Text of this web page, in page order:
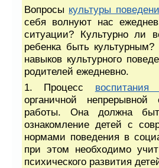
Вопросы культуры
себя волнуют нас
ситуации? Культурно ли
ребенка быть
навыков культурного
родителей ежедневно.
1. Процесс воспитания
органичной непрерывной
работы. Она должна
ознакомление детей с
нормами поведения в
при этом необходимо
психического развития